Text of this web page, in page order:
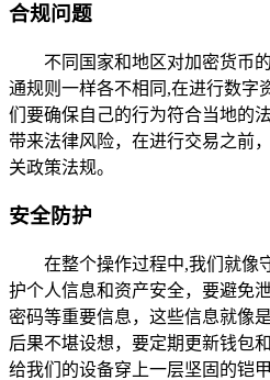
合规问题
不同国家和地区对加密货币
通规则一样各不相同,在进行数字
们要确保自己的行为符合当地的
带来法律风险，在进行交易之前
关政策法规。
安全防护
在整个操作过程中,我们就像
护个人信息和资产安全，要避免
密码等重要信息，这些信息就像
后果不堪设想，要定期更新钱包
给我们的设备穿上一层坚固的铠